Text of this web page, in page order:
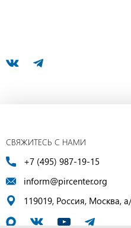
СВЯЖИТЕСЬ С НАМИ
+7 (495) 987-19-15
inform@pircenter.org
119019, Россия, Москва,